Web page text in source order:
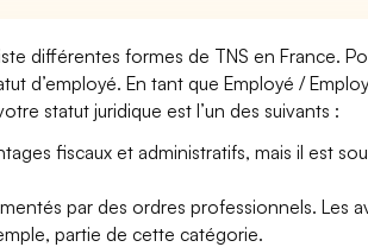
différentes formes de TNS en France.
d’employé. En tant que Employé /
statut juridique est l’un des suivants :
fiscaux et administratifs, mais il est
par des ordres professionnels. Les
partie de cette catégorie.